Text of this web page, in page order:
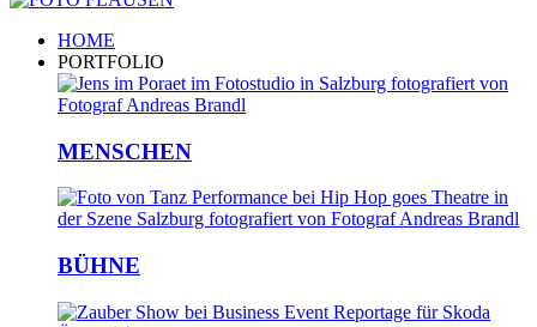
HOME
PORTFOLIO
MENSCHEN
BÜHNE